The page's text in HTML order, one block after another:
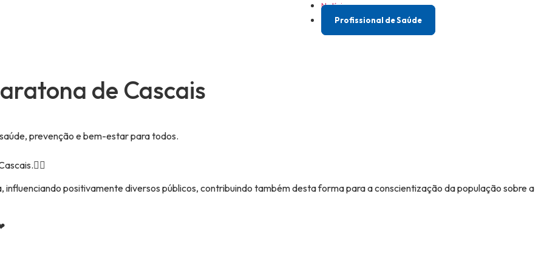
Notícias
Profissional de Saúde
de Cascais
prevenção e bem-estar para todos.
positivamente diversos públicos, contribuindo também desta forma para a conscientização da população sobre a